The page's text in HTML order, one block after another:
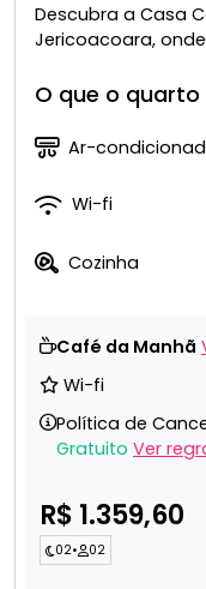
Descubra a Casa
Jericoacoara, onde
O que o quarto
Ar-
Wi-fi
Cozinha
Café da Manhã
Wi-fi
Política de
Gratuito Ver
R$ 1.359,60
02• 02